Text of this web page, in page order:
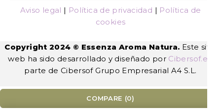
Aviso legal | Política de privacidad | Política de
cookies
Copyright 2024 © Essenza Aroma Natura. Este sitio
web ha sido desarrollado y diseñado por Cibersof.es
parte de Cibersof Grupo Empresarial A4 S.L.
COMPARE (0)